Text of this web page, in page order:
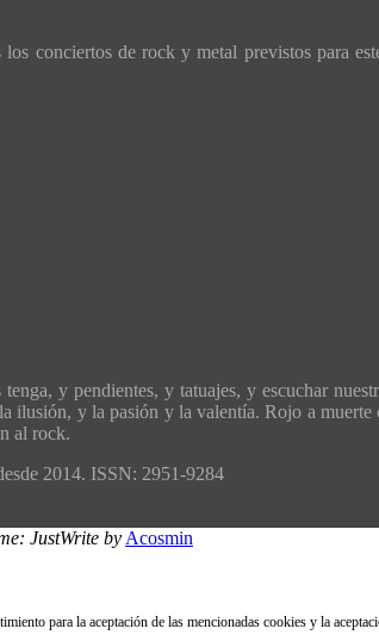
conciertos de rock y metal previstos para
y pendientes, y tatuajes, y escuchar
ilusión, y la pasión y la valentía. Rojo a
al rock.
2014. ISSN: 2951-9284
JustWrite by Acosmin
para la aceptación de las mencionadas cookies y la